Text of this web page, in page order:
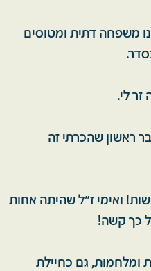
משפחה דתית ומטוסים
זר לי.
ראשון שהכרתי זה
ואימי ז"ל שהיתה אחות
כך קשה!
ומלחמות, גם כחיילת